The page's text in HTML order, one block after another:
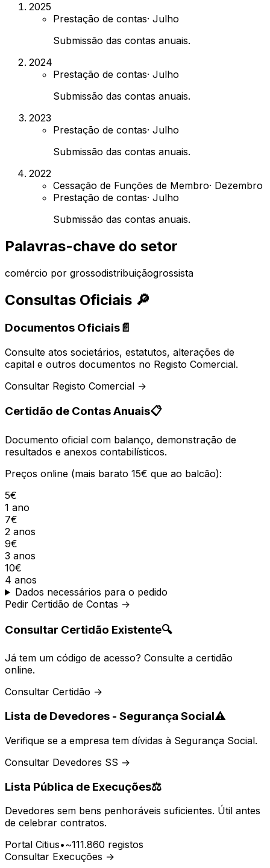
2025
Prestação de contas· Julho
Submissão das contas anuais.
2024
Prestação de contas· Julho
Submissão das contas anuais.
2023
Prestação de contas· Julho
Submissão das contas anuais.
2022
Cessação de Funções de Membro· Dezembro
Prestação de contas· Julho
Submissão das contas anuais.
Palavras-chave do setor
comércio por grossodistribuiçãogrossista
Consultas Oficiais 🔎
Documentos Oficiais📄
Consulte atos societários, estatutos, alterações de
capital e outros documentos no Registo Comercial.
Consultar Registo Comercial →
Certidão de Contas Anuais📋
Documento oficial com balanço, demonstração de
resultados e anexos contabilísticos.
Preços online (mais barato 15€ que ao balcão):
5€
1 ano
7€
2 anos
9€
3 anos
10€
4 anos
Dados necessários para o pedido
Pedir Certidão de Contas →
Consultar Certidão Existente🔍
Já tem um código de acesso? Consulte a certidão
online.
Consultar Certidão →
Lista de Devedores - Segurança Social⚠️
Verifique se a empresa tem dívidas à Segurança Social.
Consultar Devedores SS →
Lista Pública de Execuções⚖️
Devedores sem bens penhoráveis suficientes. Útil antes
de celebrar contratos.
Portal Citius•~111.860 registos
Consultar Execuções →